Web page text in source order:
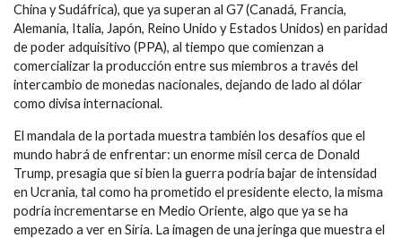
China y Sudáfrica), que ya superan al G7 (Canadá, Francia,
Alemania, Italia, Japón, Reino Unido y Estados Unidos) en paridad
de poder adquisitivo (PPA), al tiempo que comienzan a
comercializar la producción entre sus miembros a través del
intercambio de monedas nacionales, dejando de lado al dólar
como divisa internacional.
El mandala de la portada muestra también los desafíos que el
mundo habrá de enfrentar: un enorme misil cerca de Donald
Trump, presagia que si bien la guerra podría bajar de intensidad
en Ucrania, tal como ha prometido el presidente electo, la misma
podría incrementarse en Medio Oriente, algo que ya se ha
empezado a ver en Siria. La imagen de una jeringa que muestra el